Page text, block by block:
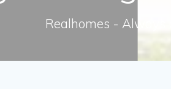
Realhomes - Always